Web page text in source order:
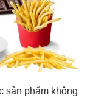
sản phẩm không